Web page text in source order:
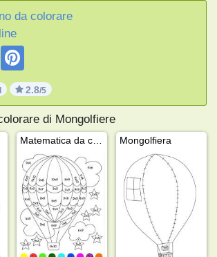
da colorare
2.8/5
di Mongolfiere
Mongolfiera